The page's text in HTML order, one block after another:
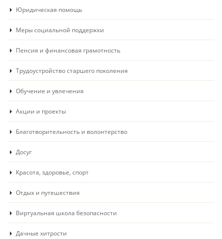
Юридическая помощь
Меры социальной поддержки
Пенсия и финансовая грамотность
Трудоустройство старшего поколения
Обучение и увлечения
Акции и проекты
Благотворительность и волонтерство
Досуг
Красота, здоровье, спорт
Отдых и путешествия
Виртуальная школа безопасности
Дачные хитрости